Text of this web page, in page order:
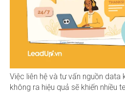
Việc liên hệ và tư vấn nguồn data
không ra hiệu quả sẽ khiến nhiều